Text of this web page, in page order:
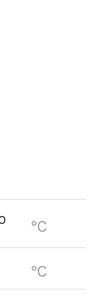
°C
°C